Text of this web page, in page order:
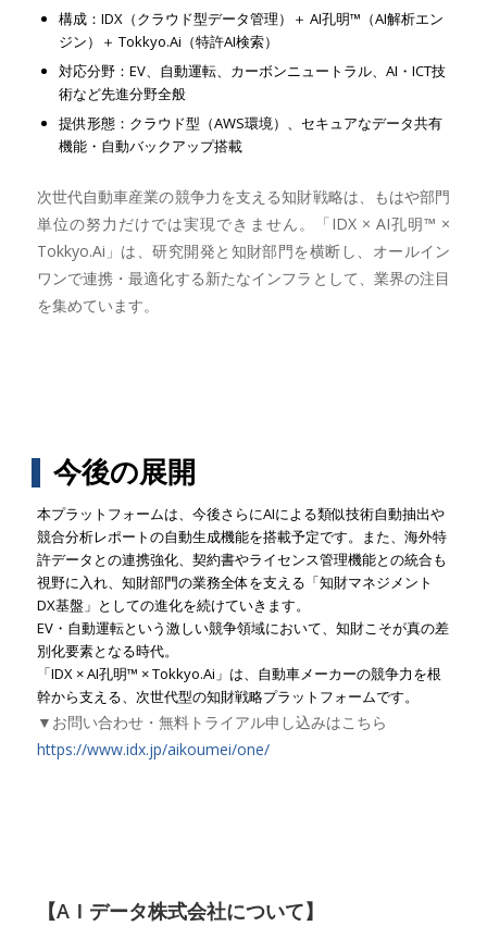
構成：IDX（クラウド型データ管理）＋ AI孔明™（AI解析エン
ジン）＋ Tokkyo.Ai（特許AI検索）
対応分野：EV、自動運転、カーボンニュートラル、AI・ICT技
術など先進分野全般
提供形態：クラウド型（AWS環境）、セキュアなデータ共有
機能・自動バックアップ搭載
次世代自動車産業の競争力を支える知財戦略は、もはや部門
単位の努力だけでは実現できません。「IDX × AI孔明™ ×
Tokkyo.Ai」は、研究開発と知財部門を横断し、オールイン
ワンで連携・最適化する新たなインフラとして、業界の注目
を集めています。
今後の展開
本プラットフォームは、今後さらにAIによる類似技術自動抽出や
競合分析レポートの自動生成機能を搭載予定です。また、海外特
許データとの連携強化、契約書やライセンス管理機能との統合も
視野に入れ、知財部門の業務全体を支える「知財マネジメント
DX基盤」としての進化を続けていきます。
EV・自動運転という激しい競争領域において、知財こそが真の差
別化要素となる時代。
「IDX × AI孔明™ × Tokkyo.Ai」は、自動車メーカーの競争力を根
幹から支える、次世代型の知財戦略プラットフォームです。
▼お問い合わせ・無料トライアル申し込みはこちら
https://www.idx.jp/aikoumei/one/
【AＩデータ株式会社について】